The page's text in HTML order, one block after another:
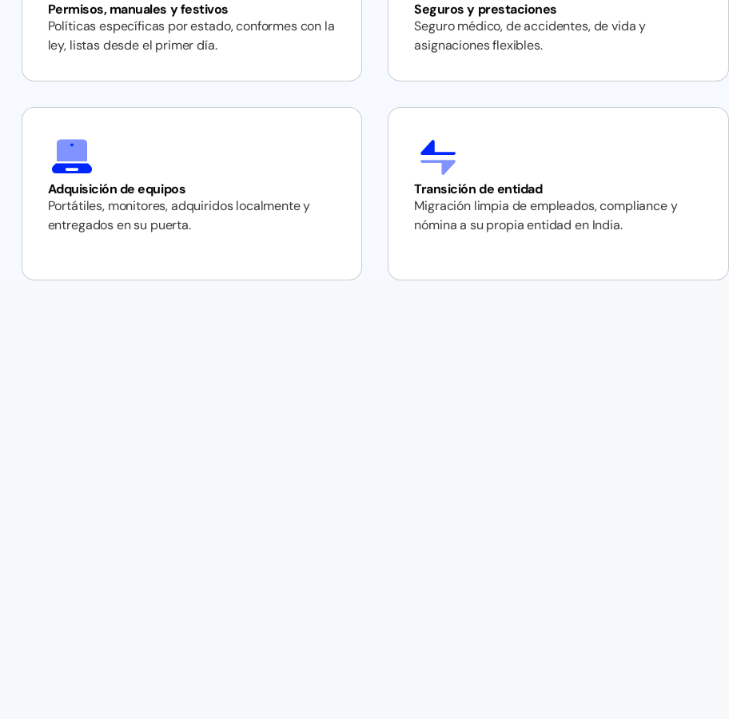
Permisos, manuales y festivos
Políticas específicas por estado, conformes con la
ley, listas desde el primer día.
Seguros y prestaciones
Seguro médico, de accidentes, de vida y
asignaciones flexibles.
Adquisición de equipos
Portátiles, monitores, adquiridos localmente y
entregados en su puerta.
Transición de entidad
Migración limpia de empleados, compliance y
nómina a su propia entidad en India.